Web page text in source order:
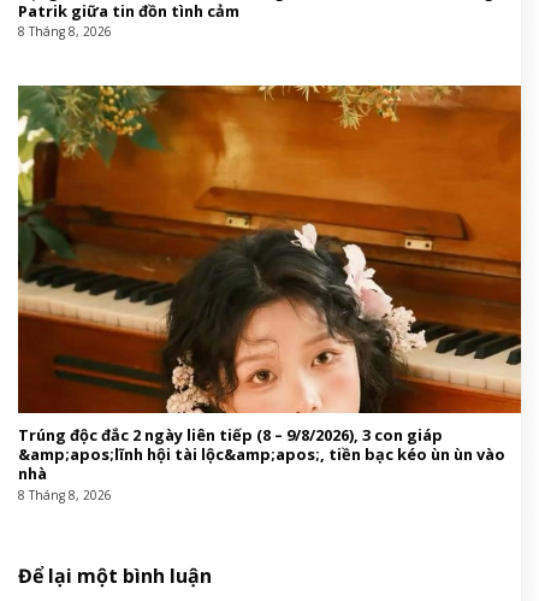
Patrik giữa tin đồn tình cảm
8 Tháng 8, 2026
Trúng độc đắc 2 ngày liên tiếp (8 – 9/8/2026), 3 con giáp
&amp;apos;lĩnh hội tài lộc&amp;apos;, tiền bạc kéo ùn ùn vào
nhà
8 Tháng 8, 2026
Để lại một bình luận